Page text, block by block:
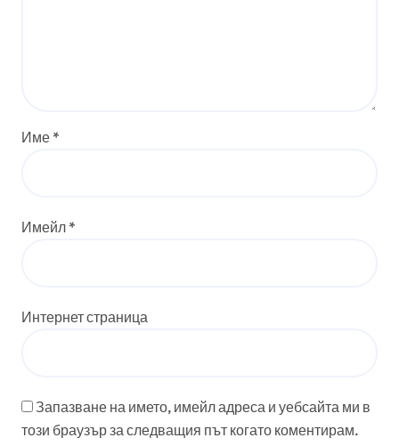
Име *
Имейл *
Интернет страница
Запазване на името, имейл адреса и уебсайта ми в
този браузър за следващия път когато коментирам.